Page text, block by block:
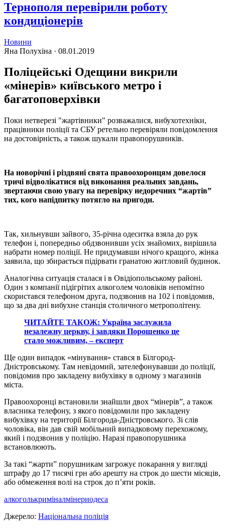
Тернополя перевірили роботу
кондиціонерів
Новини
Яна Полухіна · 08.01.2019
Поліцейські Одещини викрили
«мінерів» київського метро і
багатоповерхівки
Поки нетверезі "жартівники" розважалися, вибухотехніки,
працівники поліції та СБУ ретельно перевіряли повідомлення
на достовірність, а також шукали правопорушників.
На новорічні і різдвяні свята правоохоронцям довелося
тричі відволікатися від виконання реальних завдань,
звертаючи свою увагу на перевірку недоречних “жартів”
тих, кого напідпитку потягло на пригоди.
Так, хильнувши зайвого, 35-річна одеситка взяла до рук
телефон і, попередньо обдзвонивши усіх знайомих, вирішила
набрати номер поліції. Не придумавши нічого кращого, жінка
заявила, що збирається підірвати гранатою житловий будинок.
Аналогічна ситуація сталася і в Овідіопольському районі.
Один з компанії підігрітих алкоголем чоловіків непомітно
скористався телефоном друга, подзвонив на 102 і повідомив,
що за два дні вибухне станція столичного метрополітену.
ЧИТАЙТЕ ТАКОЖ: Україна заслужила
незалежну церкву, і завдяки Порошенко це
стало можливим, – експерт
Ще один випадок «мінування» стався в Білгород-
Дністровському. Там невідомий, зателефонувавши до поліції,
повідомив про закладену вибухівку в одному з магазинів
міста.
Правоохоронці встановили знайшли двох “мінерів”, а також
власника телефону, з якого повідомили про закладену
вибухівку на території Білгорода-Дністровського. Зі слів
чоловіка, він дав свій мобільний випадковому перехожому,
який і подзвонив у поліцію. Наразі правопорушника
встановлюють.
За такі “жарти” порушникам загрожує покарання у вигляді
штрафу до 17 тисячі грн або арешту на строк до шести місяців,
або обмеження волі на строк до п’яти років.
алкоголькриміналмінериодеса
Джерело: Національна поліція